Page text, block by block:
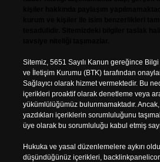
Sitemiz, 5651 Sayılı Kanun gereğince
ve İletişim Kurumu (BTK) tarafından
Sağlayıcı olarak hizmet vermektedir. Bu
içerikleri proaktif olarak denetleme veya
yükümlülüğümüz bulunmamaktadır.
yazdıkları içeriklerin sorumluluğunu
üye olarak bu sorumluluğu kabul etmiş
Hukuka ve yasal düzenlemelere aykırı
düşündüğünüz içerikleri,